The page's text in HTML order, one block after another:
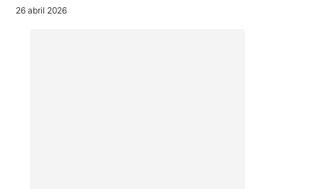
26 abril 2026